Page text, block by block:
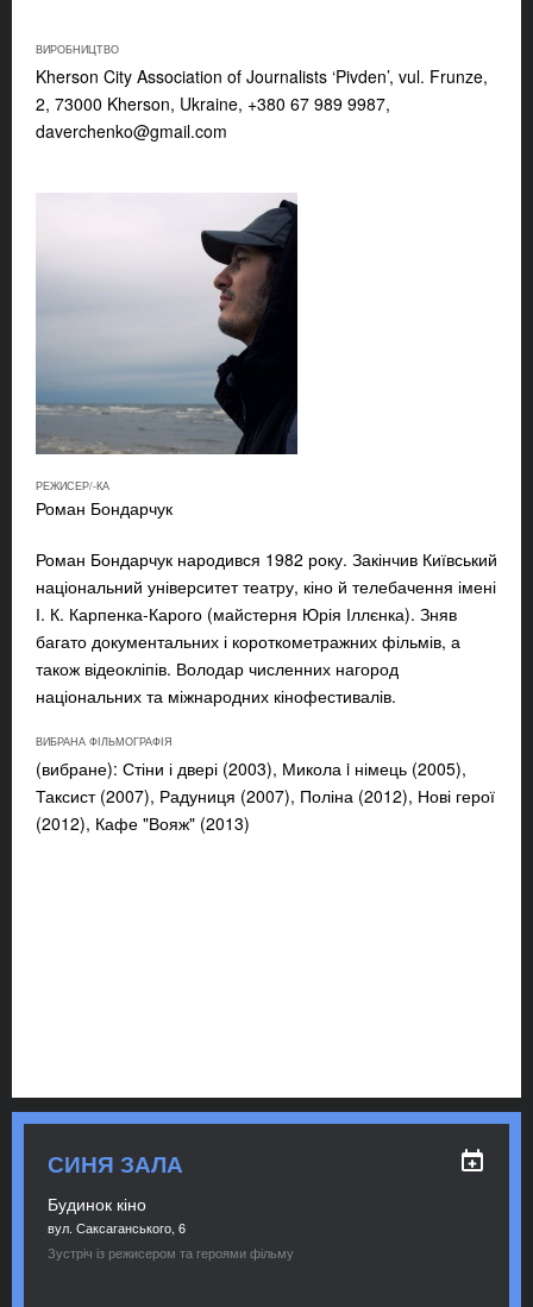
ВИРОБНИЦТВО
Kherson City Association of Journalists ‘Pivden’, vul. Frunze,
2, 73000 Kherson, Ukraine, +380 67 989 9987,
daverchenko@gmail.com
РЕЖИСЕР/-КА
Роман Бондарчук
Роман Бондарчук народився 1982 року. Закінчив Київський
національний університет театру, кіно й телебачення імені
І. К. Карпенка-Карого (майстерня Юрія Іллєнка). Зняв
багато документальних і короткометражних фільмів, а
також відеокліпів. Володар численних нагород
національних та міжнародних кінофестивалів.
ВИБРАНА ФІЛЬМОГРАФІЯ
(вибране): Стіни і двері (2003), Микола i німець (2005),
Таксист (2007), Радуниця (2007), Поліна (2012), Нові герої
(2012), Кафе "Вояж" (2013)
СИНЯ ЗАЛА
Будинок кіно
вул. Саксаганського, 6
Зустріч із режисером та героями фільму